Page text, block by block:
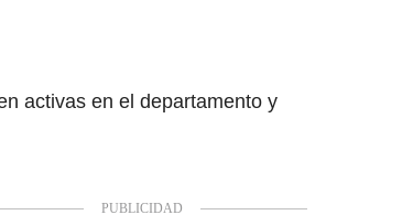
activas en el departamento y